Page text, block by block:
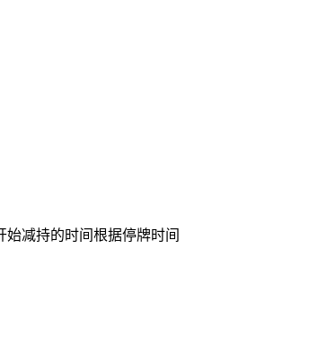
减持的时间根据停牌时间